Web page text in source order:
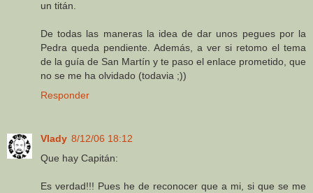
un titán.
De todas las maneras la idea de dar unos pegues por la
Pedra queda pendiente. Además, a ver si retomo el tema
de la guía de San Martín y te paso el enlace prometido, que
no se me ha olvidado (todavia ;))
Responder
Vlady 8/12/06 18:12
Que hay Capitán:
Es verdad!!! Pues he de reconocer que a mi, si que se me